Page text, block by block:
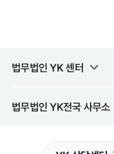
법무법인 YK센터
법무법인 YK전국 사무소